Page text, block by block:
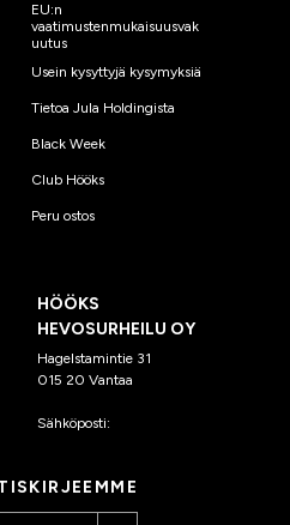
EU:n
vaatimustenmukaisuusvak
uutus
Usein kysyttyjä kysymyksiä
Tietoa Jula Holdingista
Black Week
Club Hööks
Peru ostos
HÖÖKS
HEVOSURHEILU OY
Hagelstamintie 31
015 20 Vantaa
Sähköposti: